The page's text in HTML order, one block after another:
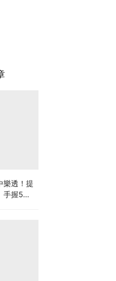
樂透！提
手握5部